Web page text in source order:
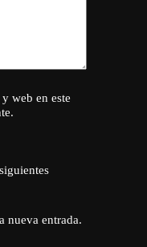
web en este
nueva entrada.